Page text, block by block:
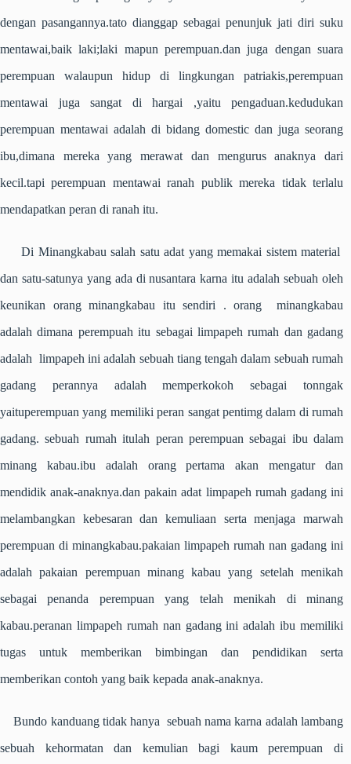
dengan pasangannya.tato dianggap sebagai penunjuk jati diri suku
mentawai,baik laki;laki mapun perempuan.dan juga dengan suara
perempuan walaupun hidup di lingkungan patriakis,perempuan
mentawai juga sangat di hargai ,yaitu pengaduan.kedudukan
perempuan mentawai adalah di bidang domestic dan juga seorang
ibu,dimana mereka yang merawat dan mengurus anaknya dari
kecil.tapi perempuan mentawai ranah publik mereka tidak terlalu
mendapatkan peran di ranah itu.
Di Minangkabau salah satu adat yang memakai sistem material
dan satu-satunya yang ada di nusantara karna itu adalah sebuah oleh
keunikan orang minangkabau itu sendiri . orang minangkabau
adalah dimana perempuah itu sebagai limpapeh rumah dan gadang
adalah limpapeh ini adalah sebuah tiang tengah dalam sebuah rumah
gadang perannya adalah memperkokoh sebagai tonngak
yaituperempuan yang memiliki peran sangat pentimg dalam di rumah
gadang. sebuah rumah itulah peran perempuan sebagai ibu dalam
minang kabau.ibu adalah orang pertama akan mengatur dan
mendidik anak-anaknya.dan pakain adat limpapeh rumah gadang ini
melambangkan kebesaran dan kemuliaan serta menjaga marwah
perempuan di minangkabau.pakaian limpapeh rumah nan gadang ini
adalah pakaian perempuan minang kabau yang setelah menikah
sebagai penanda perempuan yang telah menikah di minang
kabau.peranan limpapeh rumah nan gadang ini adalah ibu memiliki
tugas untuk memberikan bimbingan dan pendidikan serta
memberikan contoh yang baik kepada anak-anaknya.
Bundo kanduang tidak hanya sebuah nama karna adalah lambang
sebuah kehormatan dan kemulian bagi kaum perempuan di